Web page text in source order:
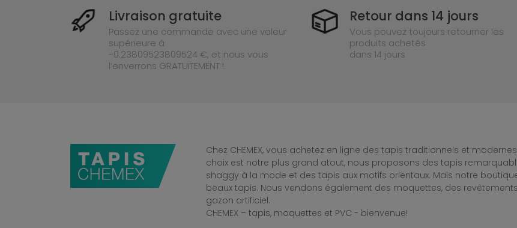
Livraison gratuite
Passez une commande avec une valeur
supérieure à
-0.23809523809524 €, et nous vous
l’enverrons GRATUITEMENT !
Retour dans 14 jours
Vous pouvez toujours retourner les
produits achetés
dans 14 jours
Chez CHEMEX, vous achetez en ligne des tapis traditionnels et
choix est notre plus grand atout, nous proposons des tapis
shaggy à la mode et des tapis aux motifs orientaux. Mais notre
beaux tapis. Nous vendons également des moquettes, des
gazon artificiel.
CHEMEX – tapis, moquettes et PVC - bienvenue!